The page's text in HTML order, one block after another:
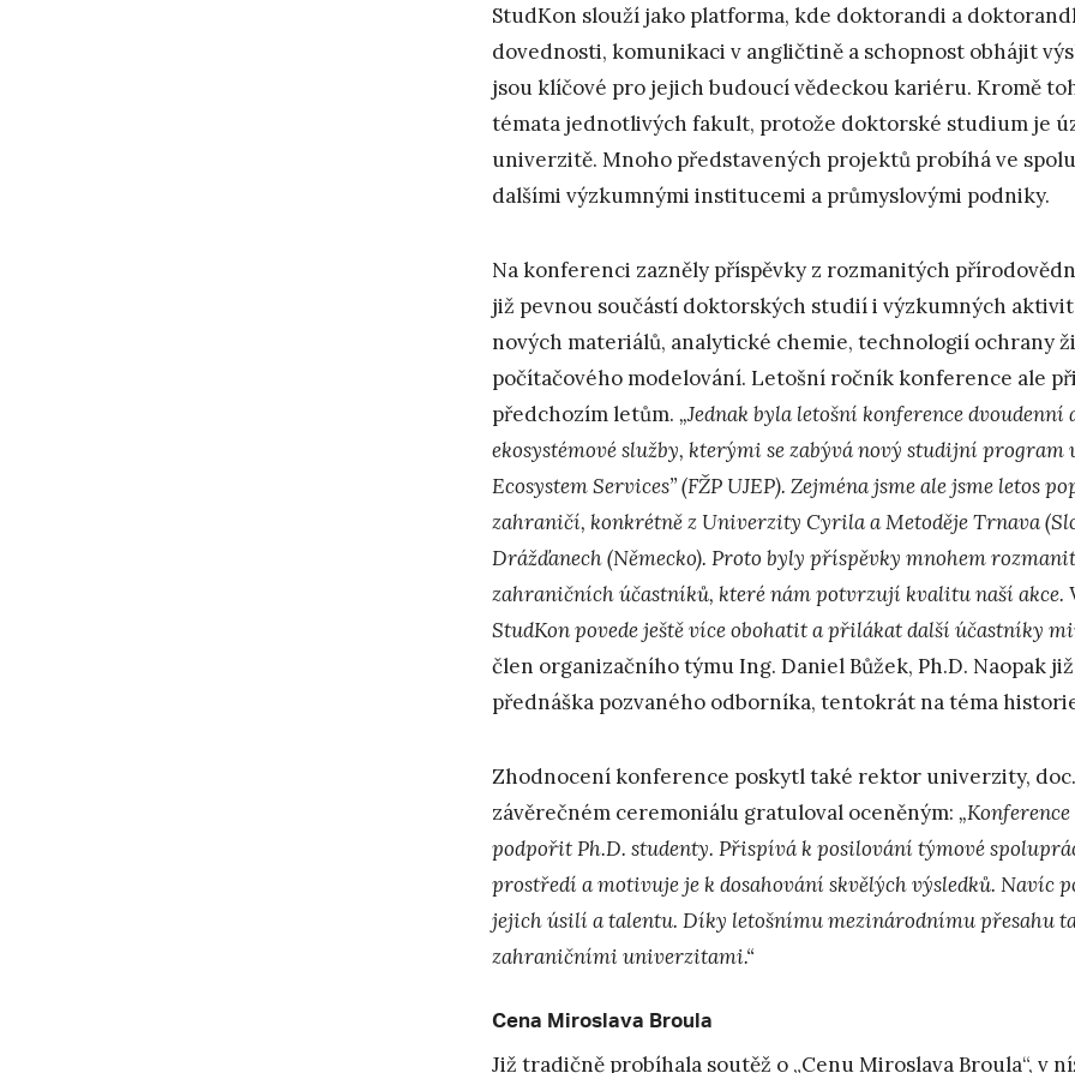
StudKon slouží jako platforma, kde doktorandi a
dovednosti, komunikaci v angličtině a schopnost obhájit
jsou klíčové pro jejich budoucí vědeckou kariéru. Kromě
témata jednotlivých fakult, protože doktorské studium je
univerzitě. Mnoho představených projektů probíhá ve
dalšími výzkumnými institucemi a průmyslovými podniky.
Na konferenci zazněly příspěvky z rozmanitých
již pevnou součástí doktorských studií i výzkumných
nových materiálů, analytické chemie, technologií ochrany
počítačového modelování. Letošní ročník konference ale
předchozím letům. „Jednak byla letošní konference
ekosystémové služby, kterými se zabývá nový studijní program
Ecosystem Services” (FŽP UJEP). Zejména jsme ale jsme
zahraničí, konkrétně z Univerzity Cyrila a Metoděje Trnava
Drážďanech (Německo). Proto byly příspěvky mnohem
zahraničních účastníků, které nám potvrzují kvalitu naší akce.
StudKon povede ještě více obohatit a přilákat další účastníky
člen organizačního týmu Ing. Daniel Bůžek, Ph.D. Naopak
přednáška pozvaného odborníka, tentokrát na téma
Zhodnocení konference poskytl také rektor univerzity, doc.
závěrečném ceremoniálu gratuloval oceněným:
podpořit Ph.D. studenty. Přispívá k posilování týmové
prostředí a motivuje je k dosahování skvělých výsledků.
jejich úsilí a talentu. Díky letošnímu mezinárodnímu přesahu
zahraničními univerzitami.“
Cena Miroslava Broula
Již tradičně probíhala soutěž o „Cenu Miroslava Broula“, v